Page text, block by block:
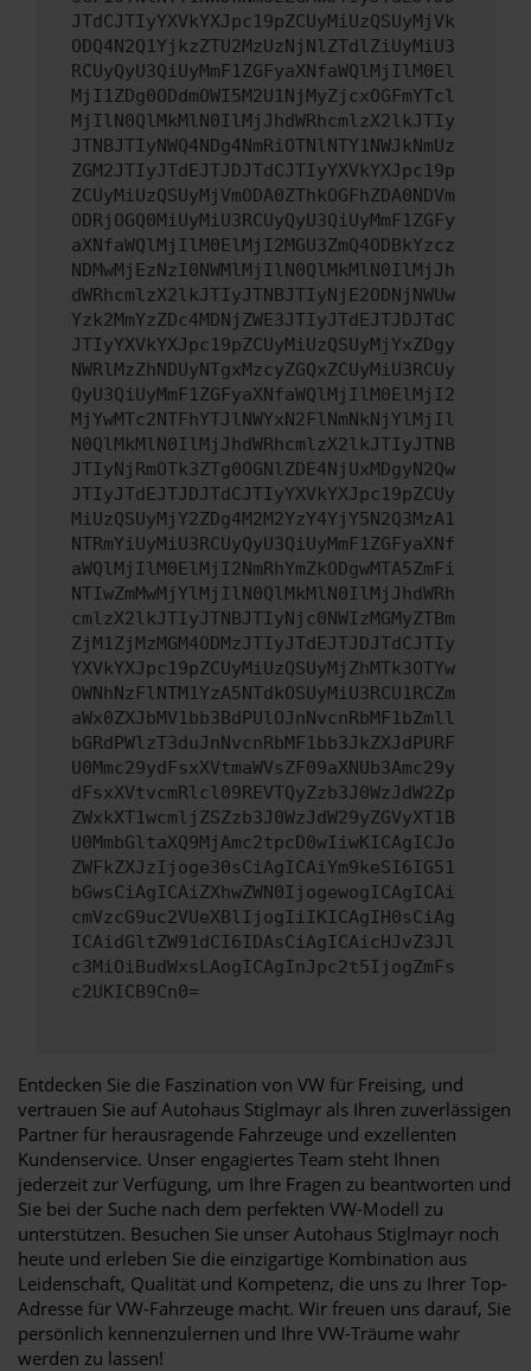
JTdCJTIyYXVkYXJpc19pZCUyMiUzQSUyMjVk
ODQ4N2Q1YjkzZTU2MzUzNjNlZTdlZiUyMiU3
RCUyQyU3QiUyMmF1ZGFyaXNfaWQlMjIlM0El
MjI1ZDg0ODdmOWI5M2U1NjMyZjcxOGFmYTcl
MjIlN0QlMkMlN0IlMjJhdWRhcmlzX2lkJTIy
JTNBJTIyNWQ4NDg4NmRiOTNlNTY1NWJkNmUz
ZGM2JTIyJTdEJTJDJTdCJTIyYXVkYXJpc19p
ZCUyMiUzQSUyMjVmODA0ZThkOGFhZDA0NDVm
ODRjOGQ0MiUyMiU3RCUyQyU3QiUyMmF1ZGFy
aXNfaWQlMjIlM0ElMjI2MGU3ZmQ4ODBkYzcz
NDMwMjEzNzI0NWMlMjIlN0QlMkMlN0IlMjJh
dWRhcmlzX2lkJTIyJTNBJTIyNjE2ODNjNWUw
Yzk2MmYzZDc4MDNjZWE3JTIyJTdEJTJDJTdC
JTIyYXVkYXJpc19pZCUyMiUzQSUyMjYxZDgy
NWRlMzZhNDUyNTgxMzcyZGQxZCUyMiU3RCUy
QyU3QiUyMmF1ZGFyaXNfaWQlMjIlM0ElMjI2
MjYwMTc2NTFhYTJlNWYxN2FlNmNkNjYlMjIl
N0QlMkMlN0IlMjJhdWRhcmlzX2lkJTIyJTNB
JTIyNjRmOTk3ZTg0OGNlZDE4NjUxMDgyN2Qw
JTIyJTdEJTJDJTdCJTIyYXVkYXJpc19pZCUy
MiUzQSUyMjY2ZDg4M2M2YzY4YjY5N2Q3MzA1
NTRmYiUyMiU3RCUyQyU3QiUyMmF1ZGFyaXNf
aWQlMjIlM0ElMjI2NmRhYmZkODgwMTA5ZmFi
NTIwZmMwMjYlMjIlN0QlMkMlN0IlMjJhdWRh
cmlzX2lkJTIyJTNBJTIyNjc0NWIzMGMyZTBm
ZjM1ZjMzMGM4ODMzJTIyJTdEJTJDJTdCJTIy
YXVkYXJpc19pZCUyMiUzQSUyMjZhMTk3OTYw
OWNhNzFlNTM1YzA5NTdkOSUyMiU3RCU1RCZm
aWx0ZXJbMV1bb3BdPUlOJnNvcnRbMF1bZmll
bGRdPWlzT3duJnNvcnRbMF1bb3JkZXJdPURF
U0Mmc29ydFsxXVtmaWVsZF09aXNUb3Amc29y
dFsxXVtvcmRlcl09REVTQyZzb3J0WzJdW2Zp
ZWxkXT1wcmljZSZzb3J0WzJdW29yZGVyXT1B
U0MmbGltaXQ9MjAmc2tpcD0wIiwKICAgICJo
ZWFkZXJzIjoge30sCiAgICAiYm9keSI6IG51
bGwsCiAgICAiZXhwZWN0IjogewogICAgICAi
cmVzcG9uc2VUeXBlIjogIiIKICAgIH0sCiAg
ICAidGltZW91dCI6IDAsCiAgICAicHJvZ3Jl
c3MiOiBudWxsLAogICAgInJpc2t5IjogZmFs
c2UKICB9Cn0=
Entdecken Sie die Faszination von VW für Freising, und
vertrauen Sie auf Autohaus Stiglmayr als Ihren zuverlässigen
Partner für herausragende Fahrzeuge und exzellenten
Kundenservice. Unser engagiertes Team steht Ihnen
jederzeit zur Verfügung, um Ihre Fragen zu beantworten und
Sie bei der Suche nach dem perfekten VW-Modell zu
unterstützen. Besuchen Sie unser Autohaus Stiglmayr noch
heute und erleben Sie die einzigartige Kombination aus
Leidenschaft, Qualität und Kompetenz, die uns zu Ihrer Top-
Adresse für VW-Fahrzeuge macht. Wir freuen uns darauf, Sie
persönlich kennenzulernen und Ihre VW-Träume wahr
werden zu lassen!